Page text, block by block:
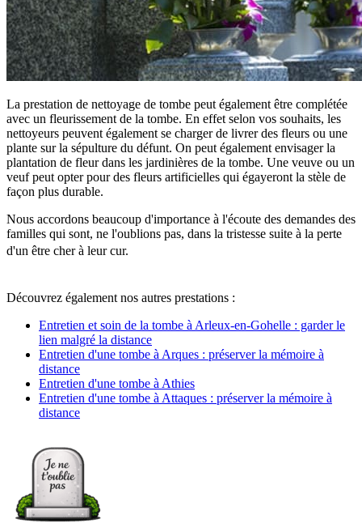
La prestation de nettoyage de tombe peut également être complétée
avec un fleurissement de la tombe. En effet selon vos souhaits, les
nettoyeurs peuvent également se charger de livrer des fleurs ou une
plante sur la sépulture du défunt. On peut également envisager la
plantation de fleur dans les jardinières de la tombe. Une veuve ou un
veuf peut opter pour des fleurs artificielles qui égayeront la stèle de
façon plus durable.
Nous accordons beaucoup d'importance à l'écoute des demandes des
familles qui sont, ne l'oublions pas, dans la tristesse suite à la perte
d'un être cher à leur cur.
Découvrez également nos autres prestations :
Entretien et soin de la tombe à Arleux-en-Gohelle : garder le
lien malgré la distance
Entretien d'une tombe à Arques : préserver la mémoire à
distance
Entretien d'une tombe à Athies
Entretien d'une tombe à Attaques : préserver la mémoire à
distance